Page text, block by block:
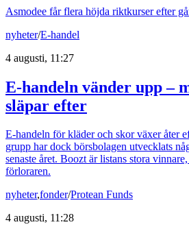
Asmodee får flera höjda riktkurser efter
nyheter/E-handel
4 augusti, 11:27
E-handeln vänder upp –
släpar efter
E-handeln för kläder och skor växer åter
grupp har dock börsbolagen utvecklats
senaste året. Boozt är listans stora
förloraren.
nyheter,fonder/Protean Funds
4 augusti, 11:28